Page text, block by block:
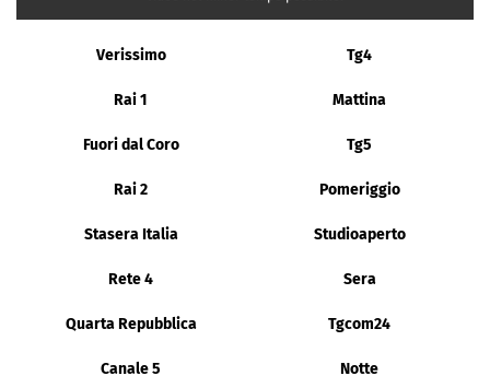
Verissimo Tg4
Rai 1 Mattina
Fuori dal Coro Tg5
Rai 2 Pomeriggio
Stasera Italia Studioaperto
Rete 4 Sera
Quarta Repubblica Tgcom24
Canale 5 Notte